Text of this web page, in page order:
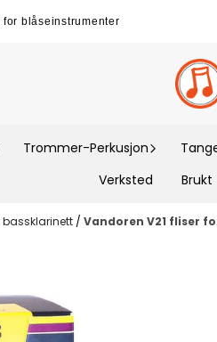
for blåseinstrumenter
Trommer-Perkusjon
Verksted
Brukt
bassklarinett / Vandoren V21 fliser